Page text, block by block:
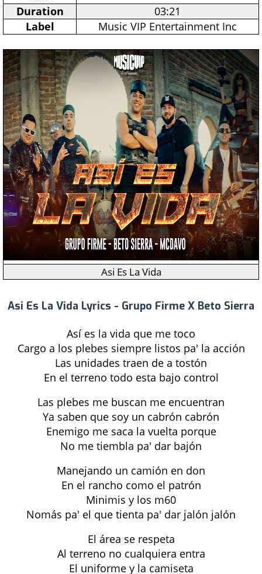
Duration
03:21
Label
Music VIP Entertainment Inc
Asi Es La Vida
Asi Es La Vida Lyrics - Grupo Firme X Beto Sierra
Así es la vida que me toco
Cargo a los plebes siempre listos pa' la acción
Las unidades traen de a tostón
En el terreno todo esta bajo control
Las plebes me buscan me encuentran
Ya saben que soy un cabrón cabrón
Enemigo me saca la vuelta porque
No me tiembla pa' dar bajón
Manejando un camión en don
En el rancho como el patrón
Minimis y los m60
Nomás pa' el que tienta pa' dar jalón jalón
El área se respeta
Al terreno no cualquiera entra
El uniforme y la camiseta